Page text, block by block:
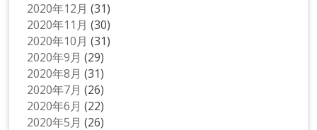
2020年12月 (31)
2020年11月 (30)
2020年10月 (31)
2020年9月 (29)
2020年8月 (31)
2020年7月 (26)
2020年6月 (22)
2020年5月 (26)